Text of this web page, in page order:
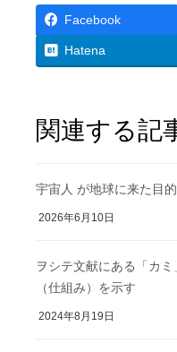
Facebook
Hatena
関連する記
宇宙人 が地球に来た目的
2026年6月10日
ヲシテ文献にある「カ
（仕組み）を示す
2024年8月19日